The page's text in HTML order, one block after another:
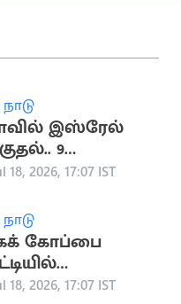
இஸ்ரேல்
9
18, 2026, 17:07 IST
கோப்பை
பீலே
18, 2026, 17:07 IST